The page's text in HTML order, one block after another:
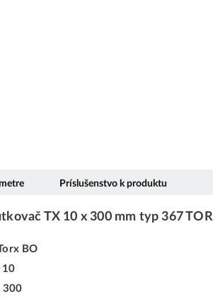
Príslušenstvo k produktu
TX 10 x 300 mm typ 367
BO
10
300